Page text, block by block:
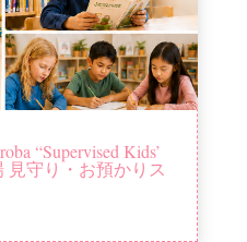
“Supervised Kids’
見守り・お預かりス